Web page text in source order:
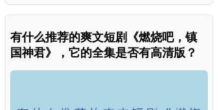
有什么推荐的爽文短剧《燃烧吧，镇
国神君》，它的全集是否有高清版？